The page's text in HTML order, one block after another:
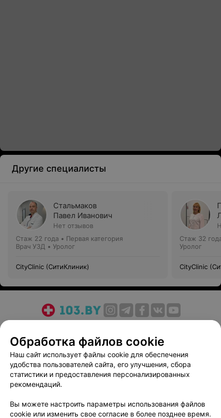
Другие специалисты
Стальмаков
Павел Иванович
Нет отзывов
Стаж 22 года • Первая категория
Врач УЗД • Уролог
CityClinic (СитиКлиник)
Стаж 32
Уролог
CityClinic
Медицинский маркетинг
Публичный договор
Пользовательское соглашение
Способы оплаты
Вакансии
Партнеры
Написать руководителю 103.by
Персональные настройки cookie
Обработка файлов cookie
Наш сайт использует файлы cookie для обеспечения
удобства пользователей сайта, его улучшения, сбора
статистики и предоставления персонализированных
рекомендаций.
Вы можете настроить параметры использования файлов
cookie или изменить свое согласие в более позднее время.